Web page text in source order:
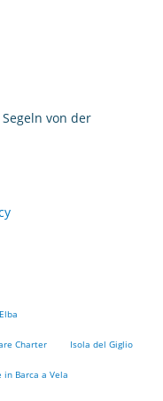
von der
Charter Isola del Giglio
in Barca a Vela